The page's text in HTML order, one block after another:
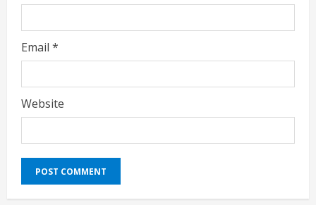
Email *
Website